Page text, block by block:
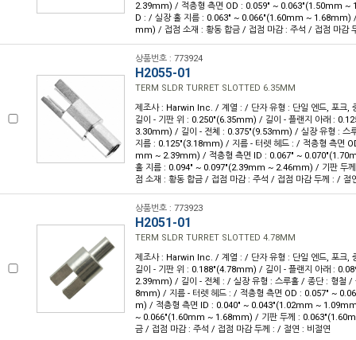
2.39mm) / 적층형 측면 OD : 0.059" ~ 0.063"(1.50mm ~
D : / 실장 홀 지름 : 0.063" ~ 0.066"(1.60mm ~ 1.68mm)
mm) / 접점 소재 : 황동 합금 / 접점 마감 : 주석 / 접점 마감
상품번호 : 773924
H2055-01
TERM SLDR TURRET SLOTTED 6.35MM
제조사 : Harwin Inc. / 계열 : / 단자 유형 : 단일 엔드, 포크,
길이 - 기판 위 : 0.250"(6.35mm) / 길이 - 플랜지 아래 :
3.30mm) / 길이 - 전체 : 0.375"(9.53mm) / 실장 유형 : 스
지름 : 0.125"(3.18mm) / 지름 - 터렛 헤드 : / 적층형 측면
mm ~ 2.39mm) / 적층형 측면 ID : 0.067" ~
홀 지름 : 0.094" ~ 0.097"(2.39mm ~ 2.46mm) / 기판 두
점 소재 : 황동 합금 / 접점 마감 : 주석 / 접점 마감 두께 : / 절
상품번호 : 773923
H2051-01
TERM SLDR TURRET SLOTTED 4.78MM
제조사 : Harwin Inc. / 계열 : / 단자 유형 : 단일 엔드, 포크,
길이 - 기판 위 : 0.188"(4.78mm) / 길이 - 플랜지 아래 :
2.39mm) / 길이 - 전체 : / 실장 유형 : 스루홀 / 종단 : 형철 /
8mm) / 지름 - 터렛 헤드 : / 적층형 측면 OD : 0.057" ~
m) / 적층형 측면 ID : 0.040" ~ 0.043"(1.02mm ~
~ 0.066"(1.60mm ~ 1.68mm) / 기판 두께 :
금 / 접점 마감 : 주석 / 접점 마감 두께 : / 절연 : 비절연